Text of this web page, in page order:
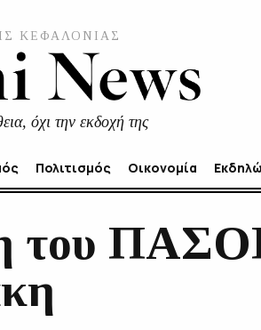
ΚΕΦΑΛΟΝΙΑΣ
όχι την εκδοχή της
Πολιτισμός Οικονομία
του